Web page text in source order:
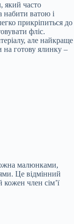
який часто
набити ватою і
прикріпиться до
фліс.
але найкраще
на готову ялинку –
малюнками,
Це відмінний
кожен член сім’ї